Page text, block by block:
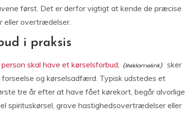
først. Det er derfor vigtigt at kende de præcise
eller overtrædelser.
i praksis
skal have et kørselsforbud,
sker
og kørselsadfærd. Typisk udstedes et
tre år efter at have fået kørekort, begår alvorlige
spirituskørsel, grove hastighedsovertrædelser eller